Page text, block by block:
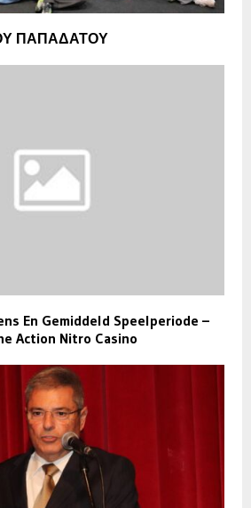
ΠΑΠΑΔΑΤΟΥ
En Gemiddeld Speelperiode –
Action Nitro Casino